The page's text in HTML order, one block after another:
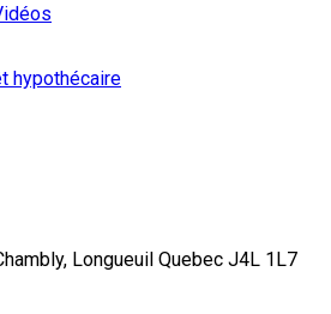
hypothécaire
Longueuil Quebec J4L 1L7